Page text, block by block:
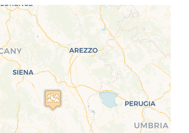
Travelers' Map is loading...
If you see this after your page is
loaded completely, leafletJS files
are missing.